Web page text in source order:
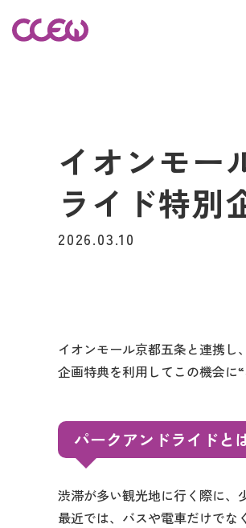
イオンモ
ライド特別
2026.03.10
イオンモール京都五条と連携し
企画特典を利用してこの機会に
パークアンドライドと
渋滞が多い観光地に行く際に、
最近では、バスや電車だけでな